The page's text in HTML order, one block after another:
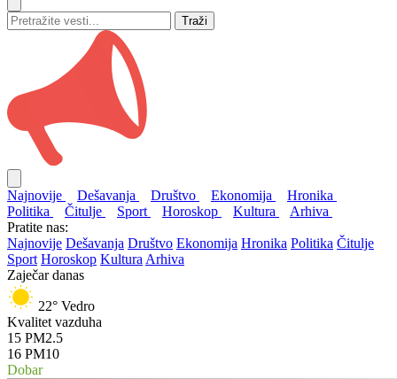
Traži
Najnovije Dešavanja Društvo Ekonomija
Hronika
Politika
Čitulje Sport Horoskop Kultura
Arhiva
Pratite nas:
Najnovije Dešavanja Društvo Ekonomija Hronika Politika Čitulje
Sport Horoskop Kultura Arhiva
Zaječar danas
22° Vedro
Kvalitet vazduha
15 PM2.5
16 PM10
Dobar